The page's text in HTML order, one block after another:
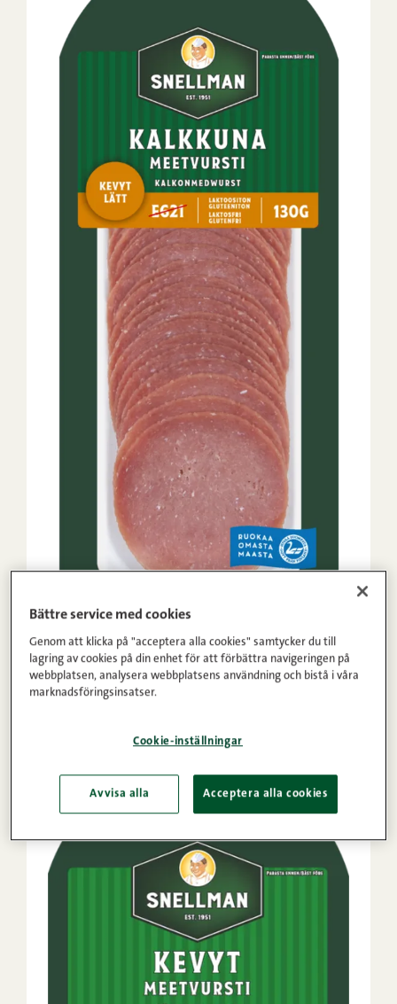
Lätt kalkonmedwurst 130 g
Bättre service med cookies
Genom att klicka på "acceptera alla cookies" samtycker du till
lagring av cookies på din enhet för att förbättra navigeringen på
webbplatsen, analysera webbplatsens användning och bistå i våra
marknadsföringsinsatser.
Cookie-inställningar
Avvisa alla Acceptera alla cookies